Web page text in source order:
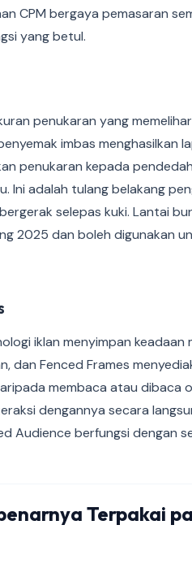
CPM bergaya pemasaran
yang betul.
penukaran yang
imbas menghasilkan
penukaran kepada
Ini adalah tulang belakang
selepas kuki. Lantai
2025 dan boleh digunakan
iklan menyimpan
dan Fenced Frames
membaca atau dibaca
dengannya secara
Audience berfungsi dengan
Terpakai